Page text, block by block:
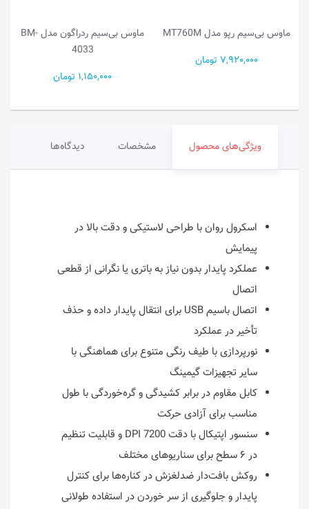
ماوس بی‌سیم رپو مدل MT760M
7,920,000 تومان
ماوس بی‌سیم ردراگون مدل BM-
4033
1,150,000 تومان
ویژگی‌های محصول مشخصات دیدگاه‌ها
اسکرول روان با طراحی لاستیکی و دقت بالا در
پیمایش
عملکرد پایدار بدون نیاز به باتری یا نگرانی از قطعی
اتصال
اتصال باسیم USB برای انتقال پایدار داده و حذف
تأخیر در عملکرد
نورپردازی با طیف رنگی متنوع برای هماهنگی با
سایر تجهیزات گیمینگ
کابل مقاوم در برابر کشیدگی و گره‌خوردگی با طول
مناسب برای آزادی حرکت
سنسور اپتیکال با دقت 7200 DPI و قابلیت تنظیم
در ۶ سطح برای سناریوهای مختلف
روکش بافت‌دار ضدلغزش در کناره‌ها برای کنترل
پایدار و جلوگیری از سر خوردن در استفاده طولانی